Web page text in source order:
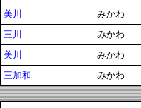
美川
みかわ
三川
みかわ
美川
みかわ
三加和
みかわ